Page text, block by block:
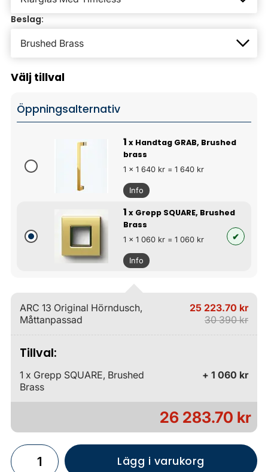
Beslag:
Välj tillval
Öppningsalternativ
1 x Handtag GRAB, Brushed
brass
1 x 1 640 kr = 1 640 kr
Info
1 x Grepp SQUARE, Brushed
Brass
1 x 1 060 kr = 1 060 kr
Info
ARC 13 Original Hörndusch,
Måttanpassad
25 223.70 kr
30 390 kr
Tillval:
1 x Grepp SQUARE, Brushed
Brass
+ 1 060 kr
26 283.70 kr
Lägg i varukorg